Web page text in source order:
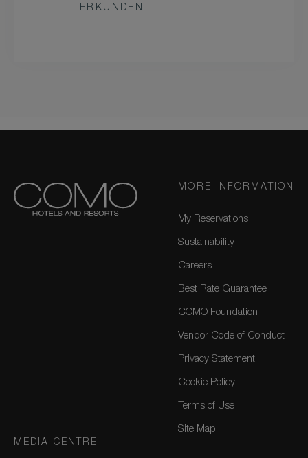
ERKUNDEN
MORE INFORMATION
My Reservations
Sustainability
Careers
Best Rate Guarantee
COMO Foundation
Vendor Code of Conduct
Privacy Statement
Cookie Policy
Terms of Use
Site Map
MEDIA CENTRE